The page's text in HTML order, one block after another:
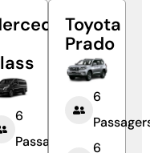
6
Passagers
Toyota
Prado
6
6